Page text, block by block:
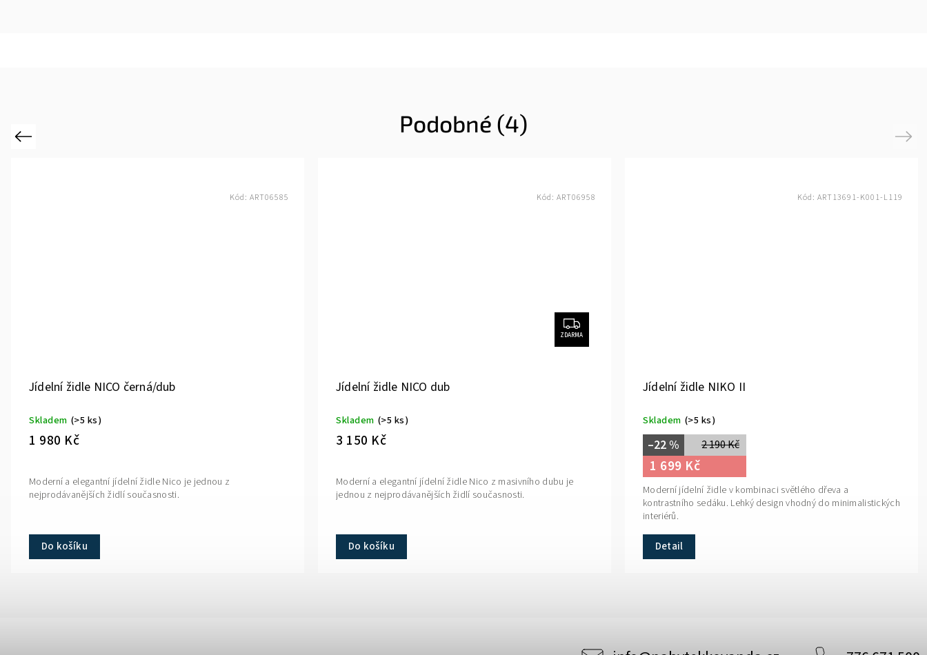
Podobné (4)
Previous
Jídelní židle NICO černá/dub
Skladem (>5 ks)
1 980 Kč
Do košíku
Moderní a elegantní jídelní židle Nico je jednou z
nejprodávanějších židlí současnosti.
Kód: ART06585
ZDARMA
Jídelní židle NICO dub
Skladem (>5 ks)
3 150 Kč
Do košíku
Moderní a elegantní jídelní židle Nico z masivního dubu je
jednou z nejprodávanějších židlí současnosti.
Kód: ART06958
Jídelní židle NIKO II
Skladem (>5 ks)
2 190 Kč
–22 %
1 699 Kč
Detail
Moderní jídelní židle v kombinaci světlého dřeva a
kontrastního sedáku. Lehký design vhodný do minimalistických
interiérů.
Kód: ART13691-K001-L119
Next